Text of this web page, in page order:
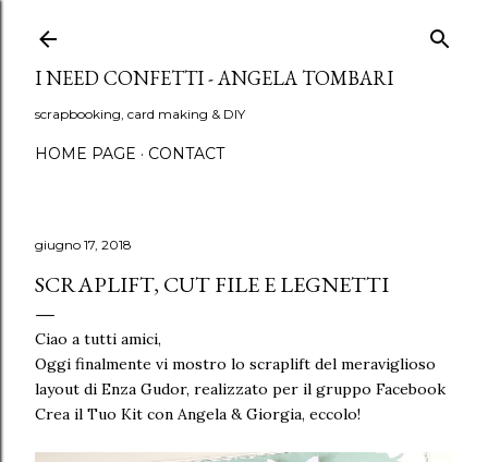
I NEED CONFETTI - ANGELA TOMBARI
scrapbooking, card making & DIY
HOME PAGE CONTACT
giugno 17, 2018
SCRAPLIFT, CUT FILE E LEGNETTI
Ciao a tutti amici,
Oggi finalmente vi mostro lo scraplift del meraviglioso
layout di Enza Gudor, realizzato per il gruppo Facebook
Crea il Tuo Kit con Angela & Giorgia, eccolo!